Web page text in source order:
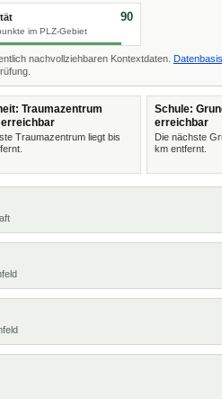
im PLZ-Gebiet
90
nachvollziehbaren Kontextdaten.
Traumazentrum
Traumazentrum liegt bis
Schule:
erreichbar
Die nächste
km entfernt.